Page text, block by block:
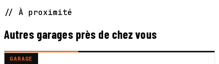
// À proximité
Autres garages près de chez vous
GARAGE